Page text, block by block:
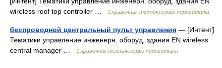
wireless roof top controller …
Справочник технического переводчика
беспроводной центральный пульт управления — [Интент]
Тематики управление инженерн. оборуд. здания EN wireless
central manager …
Справочник технического переводчика